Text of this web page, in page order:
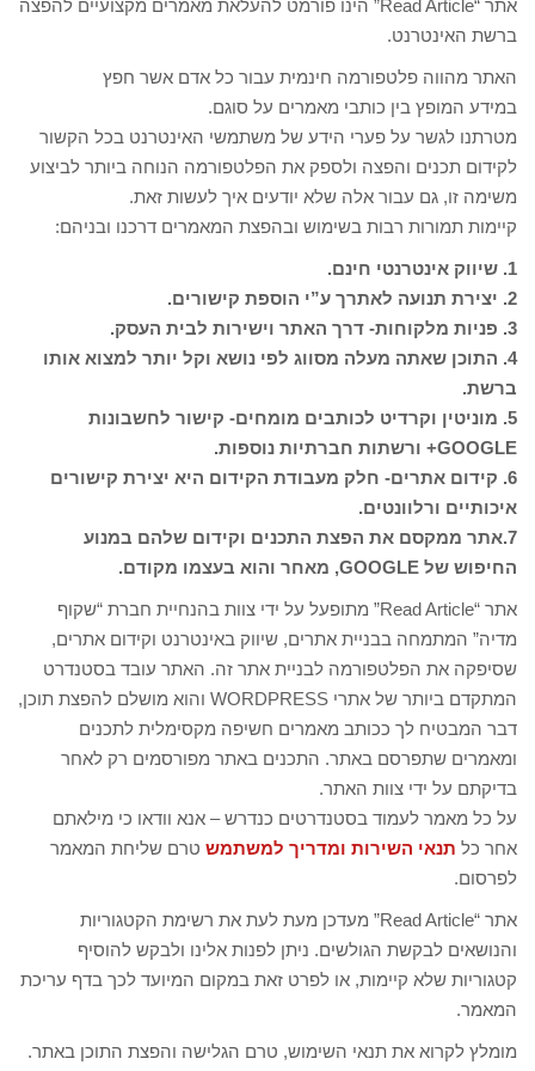
אתר “Read Article” הינו פורמט להעלאת מאמרים מקצועיים להפצה
ברשת האינטרנט.
האתר מהווה פלטפורמה חינמית עבור כל אדם אשר חפץ
במידע המופץ בין כותבי מאמרים על סוגם.
מטרתנו לגשר על פערי הידע של משתמשי האינטרנט בכל הקשור
לקידום תכנים והפצה ולספק את הפלטפורמה הנוחה ביותר לביצוע
משימה זו, גם עבור אלה שלא יודעים איך לעשות זאת.
קיימות תמורות רבות בשימוש ובהפצת המאמרים דרכנו ובניהם:
1. שיווק אינטרנטי חינם.
2. יצירת תנועה לאתרך ע”י הוספת קישורים.
3. פניות מלקוחות- דרך האתר וישירות לבית העסק.
4. התוכן שאתה מעלה מסווג לפי נושא וקל יותר למצוא אותו
ברשת.
5. מוניטין וקרדיט לכותבים מומחים- קישור לחשבונות
GOOGLE+ ורשתות חברתיות נוספות.
6. קידום אתרים- חלק מעבודת הקידום היא יצירת קישורים
איכותיים ורלוונטים.
7. אתר ממקסם את הפצת התכנים וקידום שלהם במנוע
החיפוש של GOOGLE, מאחר והוא בעצמו מקודם.
אתר “Read Article” מתופעל על ידי צוות בהנחיית חברת “שקוף
מדיה” המתמחה בבניית אתרים, שיווק באינטרנט וקידום אתרים,
שסיפקה את הפלטפורמה לבניית אתר זה. האתר עובד בסטנדרט
המתקדם ביותר של אתרי WORDPRESS והוא מושלם להפצת תוכן,
דבר המבטיח לך ככותב מאמרים חשיפה מקסימלית לתכנים
ומאמרים שתפרסם באתר. התכנים באתר מפורסמים רק לאחר
בדיקתם על ידי צוות האתר.
על כל מאמר לעמוד בסטנדרטים כנדרש – אנא וודאו כי מילאתם
אחר כל תנאי השירות ומדריך למשתמש טרם שליחת המאמר
לפרסום.
אתר “Read Article” מעדכן מעת לעת את רשימת הקטגוריות
והנושאים לבקשת הגולשים. ניתן לפנות אלינו ולבקש להוסיף
קטגוריות שלא קיימות, או לפרט זאת במקום המיועד לכך בדף עריכת
המאמר.
מומלץ לקרוא את תנאי השימוש, טרם הגלישה והפצת התוכן באתר.